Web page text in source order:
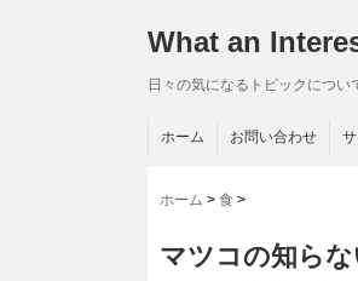
What an
日々の気になるトピックについ
ホーム お問い合わせ
ホーム > 食 >
マツコの知ら